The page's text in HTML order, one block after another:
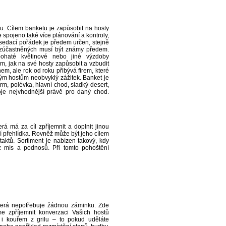
Cílem banketu je zapůsobit na hosty
také více plánování a kontroly,
pořádek je předem určen, stejně
musí být známy předem.
květinové nebo jiné výzdoby
jak na své hosty zapůsobit a vzbudit
ale rok od roku přibývá firem, které
hostům neobvyklý zážitek. Banket je
polévka, hlavní chod, sladký desert,
nejvhodnější právě pro daný chod.
má za cíl zpříjemnit a doplnit jinou
Rovněž může být jeho cílem
Sortiment je nabízen takový, kdy
a podnosů. Při tomto pohoštění
nepotřebuje žádnou záminku. Zde
zpříjemnit konverzaci Vašich hostů
i kouřem z grilu – to pokud uděláte